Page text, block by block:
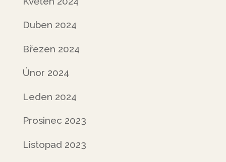
Duben 2024
Březen 2024
Únor 2024
Leden 2024
Prosinec 2023
Listopad 2023